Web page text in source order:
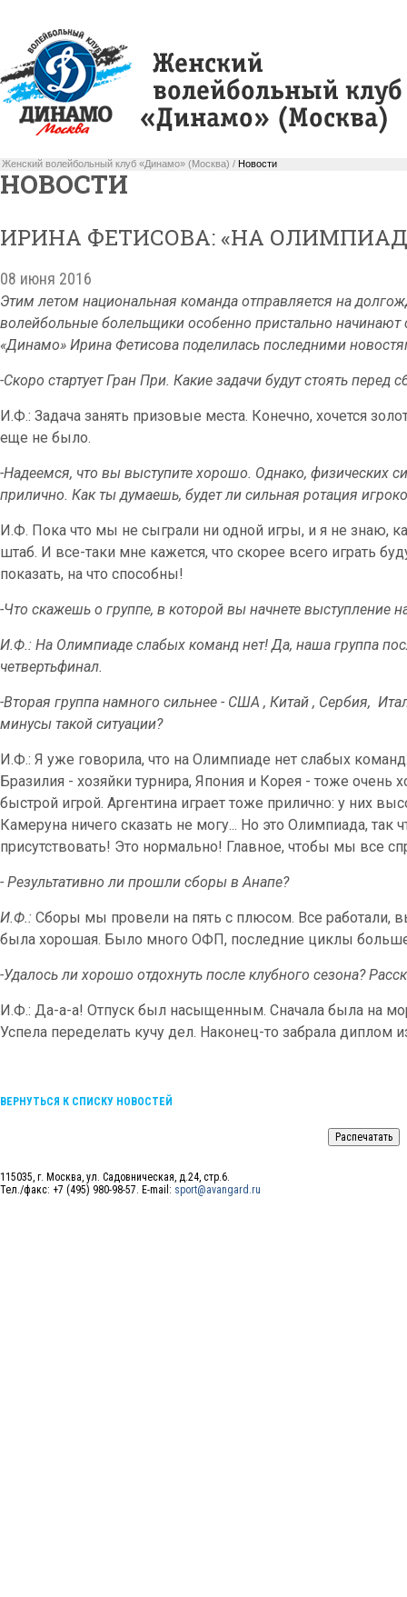
Женский волейбольный клуб «Динамо» (Москва) / Новости
НОВОСТИ
ИРИНА ФЕТИСОВА: «НА
08 июня 2016
Этим летом национальная команда отправляется на
волейбольные болельщики особенно пристально
«Динамо» Ирина Фетисова поделилась последними
-Скоро стартует Гран При. Какие задачи будут стоять перед
И.Ф.: Задача занять призовые места. Конечно, хочется
еще не было.
-Надеемся, что вы выступите хорошо. Однако, физических
прилично. Как ты думаешь, будет ли сильная ротация
И.Ф. Пока что мы не сыграли ни одной игры, и я не знаю,
штаб. И все-таки мне кажется, что скорее всего играть
показать, на что способны!
-Что скажешь о группе, в которой вы начнете выступление
И.Ф.: На Олимпиаде слабых команд нет! Да, наша группа
четвертьфинал.
-Вторая группа намного сильнее - США , Китай , Сербия,
минусы такой ситуации?
И.Ф.: Я уже говорила, что на Олимпиаде нет слабых
Бразилия - хозяйки турнира, Япония и Корея - тоже
быстрой игрой. Аргентина играет тоже прилично: у них
Камеруна ничего сказать не могу... Но это Олимпиада, так
присутствовать! Это нормально! Главное, чтобы мы все
- Результативно ли прошли сборы в Анапе?
И.Ф.: Сборы мы провели на пять с плюсом. Все работали,
была хорошая. Было много ОФП, последние циклы
-Удалось ли хорошо отдохнуть после клубного сезона?
И.Ф.: Да-а-а! Отпуск был насыщенным. Сначала была на
Успела переделать кучу дел. Наконец-то забрала диплом
ВЕРНУТЬСЯ К СПИСКУ НОВОСТЕЙ
115035, г. Москва, ул. Садовническая, д.24, стр.6.
Тел./факс: +7 (495) 980-98-57. E-mail: sport@avangard.ru